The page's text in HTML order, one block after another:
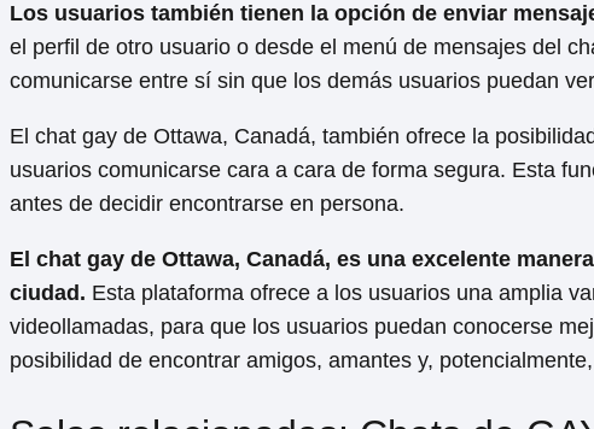
Los usuarios también tienen la opción de enviar
el perfil de otro usuario o desde el menú de mensajes del
comunicarse entre sí sin que los demás usuarios puedan
El chat gay de Ottawa, Canadá, también ofrece la
usuarios comunicarse cara a cara de forma segura. Esta
antes de decidir encontrarse en persona.
El chat gay de Ottawa, Canadá, es una excelente
ciudad. Esta plataforma ofrece a los usuarios una amplia
videollamadas, para que los usuarios puedan conocerse
posibilidad de encontrar amigos, amantes y,